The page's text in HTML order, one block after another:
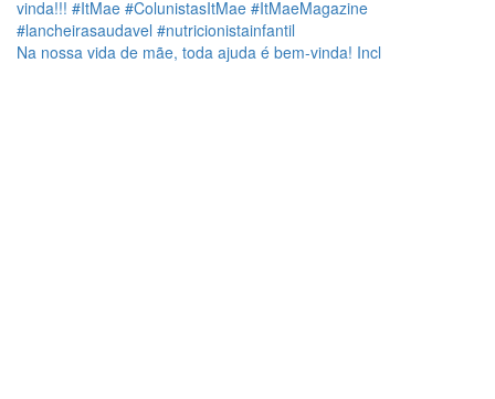
Na nossa vida de mãe, toda ajuda é bem-vinda! Incl